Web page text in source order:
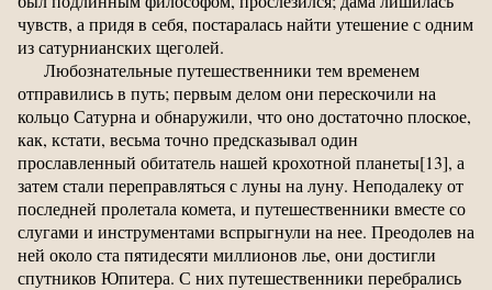
чувств, а придя в себя, постаралась найти утешение с одним
из сатурнианских щеголей.
Любознательные путешественники тем временем
отправились в путь; первым делом они перескочили на
кольцо Сатурна и обнаружили, что оно достаточно плоское,
как, кстати, весьма точно предсказывал один
прославленный обитатель нашей крохотной планеты[13], а
затем стали переправляться с луны на луну. Неподалеку от
последней пролетала комета, и путешественники вместе со
слугами и инструментами вспрыгнули на нее. Преодолев на
ней около ста пятидесяти миллионов лье, они достигли
спутников Юпитера. С них путешественники перебрались